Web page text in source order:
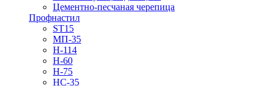
Цементно-песчаная черепица
Профнастил
ST15
МП-35
Н-114
Н-60
Н-75
НС-35